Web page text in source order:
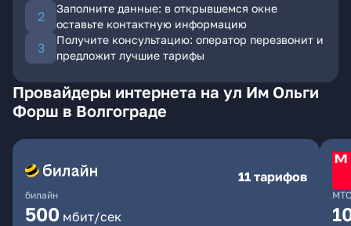
Заполните данные: в открывшемся окне
оставьте контактную информацию
Получите консультацию: оператор перезвонит и
предложит лучшие тарифы
Провайдеры интернета на ул Им Ольги
Форш в Волгограде
билайн
11 тарифов
500 мбит/сек
МТС